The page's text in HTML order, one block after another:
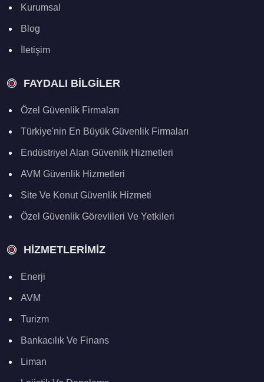
Kurumsal
Blog
İletişim
FAYDALI BILGILER
Özel Güvenlik Firmaları
Türkiye'nin En Büyük Güvenlik Firmaları
Endüstriyel Alan Güvenlik Hizmetleri
AVM Güvenlik Hizmetleri
Site Ve Konut Güvenlik Hizmeti
Özel Güvenlik Görevlileri Ve Yetkileri
HIZMETLERIMIZ
Enerji
AVM
Turizm
Bankacılık Ve Finans
Liman